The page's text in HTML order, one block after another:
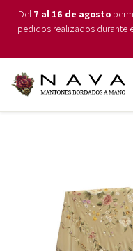
Del 7 al 16 de agosto
pedidos realizados durante